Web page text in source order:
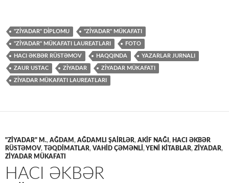
"ZİYADAR" DİPLOMU "ZİYADAR" MÜKAFATI
"ZIYADAR" MÜKAFATI LAUREATLARI FOTO
HACI ƏKBƏR RÜSTƏMOV HAQQINDA YAZARLAR JURNALI
ZAUR USTAC ZİYADAR ZİYADAR MÜKAFATI
ZİYADAR MÜKAFATI LAUREATLARI
"ZİYADAR" M., AĞDAM , AĞDAMLI ŞAİRLƏR, AKIF NAĞI , HACI ƏKBƏR
RÜSTƏMOV, TƏQDİMATLAR, VAHİD ÇƏMƏNLİ ,YENİ KİTABLAR, ZİYADAR,
ZİYADAR MÜKAFATI
HACI ƏKBƏR